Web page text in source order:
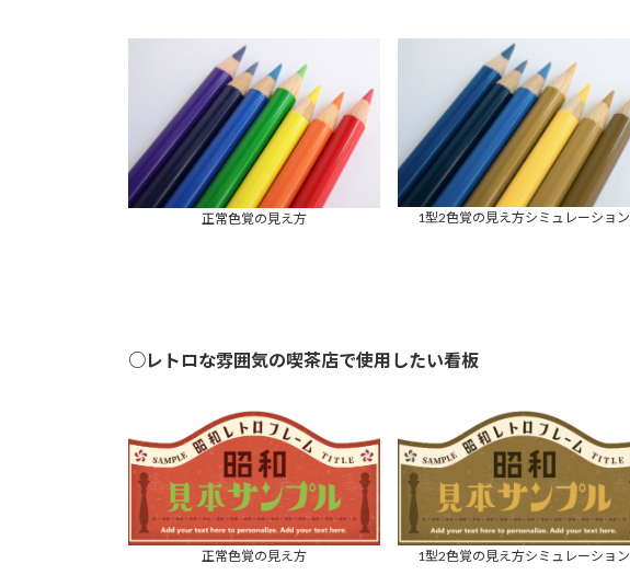
正常色覚の見え方 1型2色覚の見え方シミュレーション
○レトロな雰囲気の喫茶店で使用したい看板
正常色覚の見え方 1型2色覚の見え方シミュレーション